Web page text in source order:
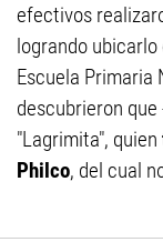
efectivos
logrando
Escuela Primaria
descubrieron
"Lagrimita", quien
Philco, del cual